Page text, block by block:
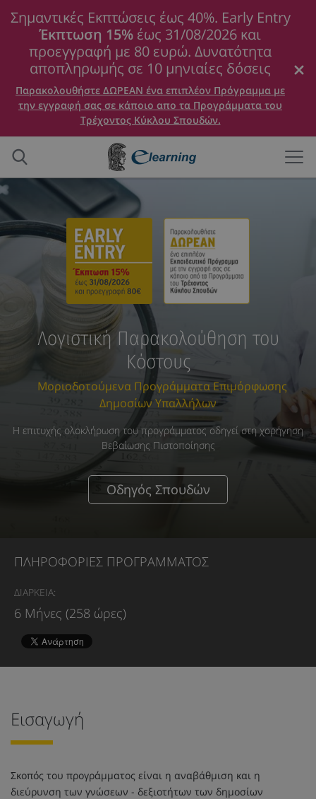
Σημαντικές Εκπτώσεις έως 40%. Early Entry
Έκπτωση 15% έως 31/08/2026 και
προεγγραφή με 80 ευρώ. Δυνατότητα
αποπληρωμής σε 10 μηνιαίες δόσεις
Παρακολουθήστε ΔΩΡΕΑΝ ένα επιπλέον Πρόγραμμα με
την εγγραφή σας σε κάποιο απο τα Προγράμματα του
Τρέχοντος Κύκλου Σπουδών.
Λογιστική Παρακολούθηση του
Κόστους
Μοριοδοτούμενα Προγράμματα Επιμόρφωσης
Δημοσίων Υπαλλήλων
Η επιτυχής ολοκλήρωση του προγράμματος οδηγεί στη χορήγηση
Βεβαίωσης Πιστοποίησης
Οδηγός Σπουδών
ΠΛΗΡΟΦΟΡΙΕΣ ΠΡΟΓΡΑΜΜΑΤΟΣ
ΔΙΑΡΚΕΙΑ:
6 Μήνες (258 ώρες)
Εισαγωγή
Σκοπός του προγράμματος είναι η αναβάθμιση και η
διεύρυνση των γνώσεων - δεξιοτήτων των δημοσίων